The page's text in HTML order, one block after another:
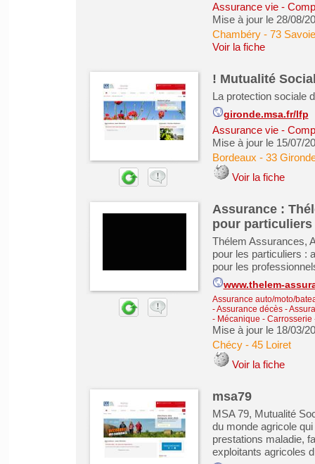
Assurance vie -
Mise à jour le 28/08/
Chambéry- 73 Savoie
Voir la fiche
! Mutualité
La protection sociale
gironde.msa.fr/lfp
Assurance vie -
Mise à jour le 15/07/
Bordeaux - 33
Voir la fiche
Assurance :
pour
Thélem Assurances,
pour les particuliers :
pour les
www.thelem-
Assurance auto/moto/
- Assurance décès-
- Mécanique -
Mise à jour le 18/03/
Chécy- 45 Loiret
Voir la fiche
msa79
MSA 79, Mutualité
du monde agricole
prestations maladie,
exploitants agricoles